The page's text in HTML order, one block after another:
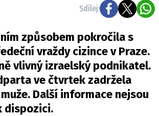
INZERCE
ÚDAJE / COOKIES
VOLNÁ MÍSTA
Sdílej:
způsobem pokročila s
vraždy cizince v Praze.
vlivný izraelský podnikatel.
ve čtvrtek zadržela
Další informace nejsou
dispozici.